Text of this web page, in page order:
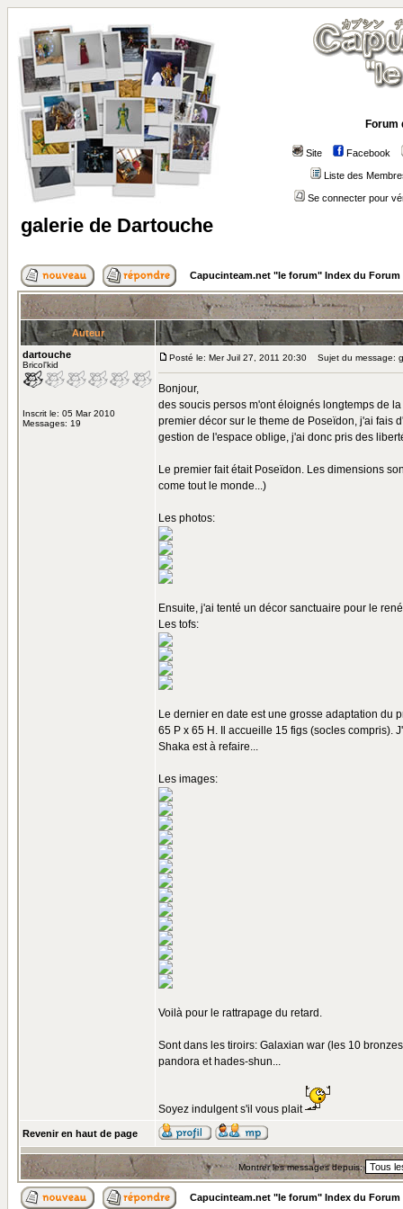
Forum
Site Facebook
Liste des
Se connecter pour
galerie de Dartouche
Capucinteam.net "le forum" Index du Forum
Auteur
dartouche
Bricol'kid
Inscrit le: 05 Mar 2010
Messages: 19
Posté le: Mer Juil 27, 2011 20:30 Sujet du message:
Bonjour,
des soucis persos m'ont éloignés longtemps de
premier décor sur le theme de Poseïdon, j'ai fais
gestion de l'espace oblige, j'ai donc pris des
Le premier fait était Poseïdon. Les dimensions
come tout le monde...)
Les photos:
Ensuite, j'ai tenté un décor sanctuaire pour le
Les tofs:
Le dernier en date est une grosse adaptation du
65 P x 65 H. Il accueille 15 figs (socles compris).
Shaka est à refaire...
Les images:
Voilà pour le rattrapage du retard.
Sont dans les tiroirs: Galaxian war (les 10
pandora et hades-shun...
Soyez indulgent s'il vous plait
Revenir en haut de page
Montrer les messages depuis:
Capucinteam.net "le forum" Index du Forum